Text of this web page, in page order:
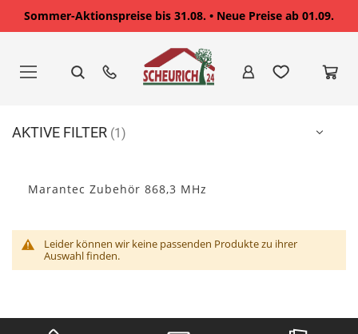
Sommer-Aktionspreise bis 31.08. • Neue Preise ab 01.09.
springen
Marantec Zubehör 868,3 MHz
Leider können wir keine passenden Produkte zu ihrer
Auswahl finden.
AKTIVE FILTER